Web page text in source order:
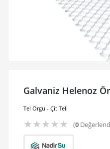
Galvaniz Helenoz
Tel Örgü - Çit Teli
★★★★★ (0